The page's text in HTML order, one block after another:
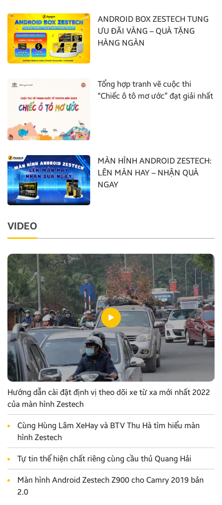
ANDROID BOX ZESTECH TUNG
ƯU ĐÃI VÀNG – QUÀ TẶNG
HÀNG NGÀN
Tổng hợp tranh vẽ cuộc thi
“Chiếc ô tô mơ ước” đạt giải nhất
MÀN HÌNH ANDROID ZESTECH:
LÊN MÀN HAY – NHẬN QUÀ
NGAY
VIDEO
Hướng dẫn cài đặt định vị theo dõi xe từ xa mới nhất 2022
của màn hình Zestech
Cùng Hùng Lâm XeHay và BTV Thu Hà tìm hiểu màn
hình Zestech
Tự tin thể hiện chất riêng cùng cầu thủ Quang Hải
Màn hình Android Zestech Z900 cho Camry 2019 bản
2.0